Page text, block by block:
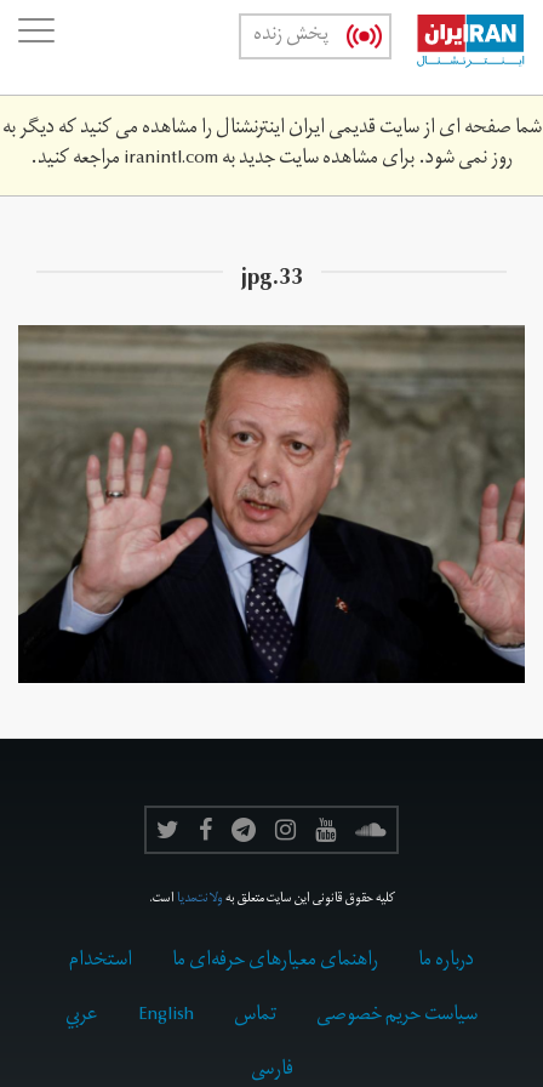
Skip
main
content
پخش زنده
شما صفحه ای از سایت قدیمی ایران اینترنشنال را مشاهده می کنید که دیگر به
روز نمی شود. برای مشاهده سایت جدید بهiranintl.comمراجعه کنید.
33.jpg
کلیه حقوق قانونی این سایت متعلق بهولانت‌مدیااست.
درباره ما راهنمای معیارهای حرفه‌ای ما
استخدام
سیاست حریم خصوصی
تماس English
عربي
فارسى